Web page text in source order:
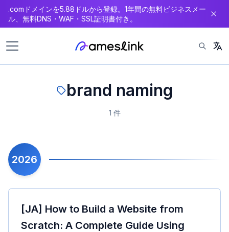
ン
テ
ツ
.comドメインを5.88ドルから登録。1年間の無料ビジネスメー
ル、無料DNS・WAF・SSL証明書付き。
brand naming
1 件
2026
[JA] How to Build a Website from
Scratch: A Complete Guide Using